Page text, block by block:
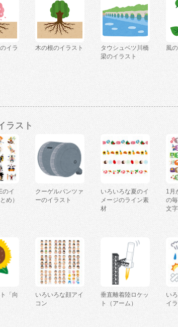
イラ
木の根のイラスト
タウシュベツ川橋
梁のイラスト
風
ラスト
のイ
め）
クーゲルパンツァ
ーのイラスト
いろいろな夏のイ
メージのライン素
材
1月
の
文字
「向
いろいろな顔アイ
コン
垂直離着陸ロケッ
ト（アーム）
い
イ